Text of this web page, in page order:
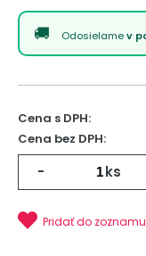
Odosielamev
Cena s DPH:
Cena bez DPH:
- ks
Pridať do zoznamu